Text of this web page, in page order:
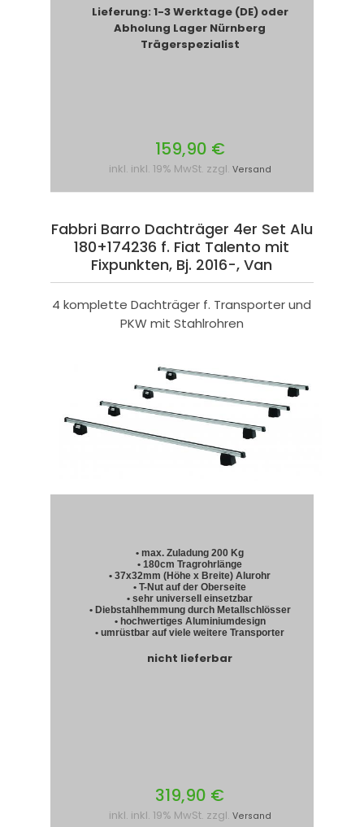
Lieferung: 1-3 Werktage (DE) oder
Abholung Lager Nürnberg
Trägerspezialist
159,90 €
inkl. inkl. 19% MwSt. zzgl. Versand
Fabbri Barro Dachträger 4er Set Alu
180+174236 f. Fiat Talento mit
Fixpunkten, Bj. 2016-, Van
4 komplette Dachträger f. Transporter und
PKW mit Stahlrohren
• max. Zuladung 200 Kg
• 180cm Tragrohrlänge
• 37x32mm (Höhe x Breite) Alurohr
• T-Nut auf der Oberseite
• sehr universell einsetzbar
• Diebstahlhemmung durch Metallschlösser
• hochwertiges Aluminiumdesign
• umrüstbar auf viele weitere Transporter
nicht lieferbar
319,90 €
inkl. inkl. 19% MwSt. zzgl. Versand